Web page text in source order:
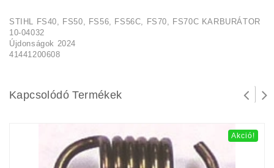
STIHL FS40, FS50, FS56, FS56C, FS70, FS70C KARBURÁTOR
10-04032
Újdonságok 2024
41441200608
Kapcsolódó Termékek
Akció!